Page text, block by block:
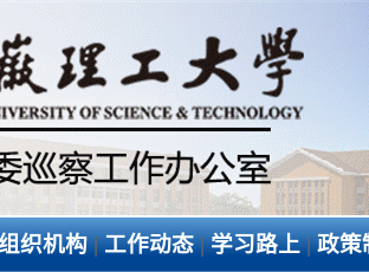
织机构|工作动态|学习路上|政策